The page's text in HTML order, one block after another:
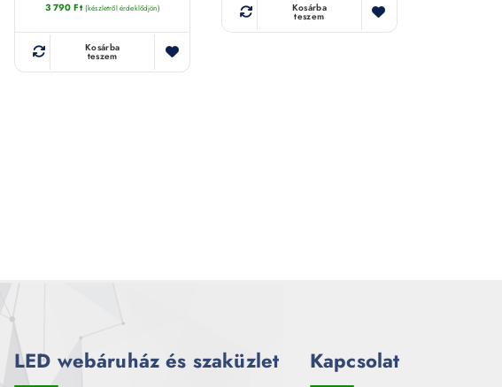
3 790Ft (készletről érdeklődjön)
Kosárba
teszem
Kosárba
teszem
LED webáruház és szaküzlet Kapcsolat